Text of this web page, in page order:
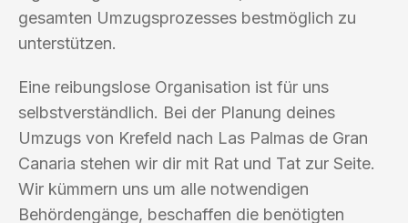
gesamten Umzugsprozesses bestmöglich zu
unterstützen.
Eine reibungslose Organisation ist für uns
selbstverständlich. Bei der Planung deines
Umzugs von Krefeld nach Las Palmas de Gran
Canaria stehen wir dir mit Rat und Tat zur Seite.
Wir kümmern uns um alle notwendigen
Behördengänge, beschaffen die benötigten